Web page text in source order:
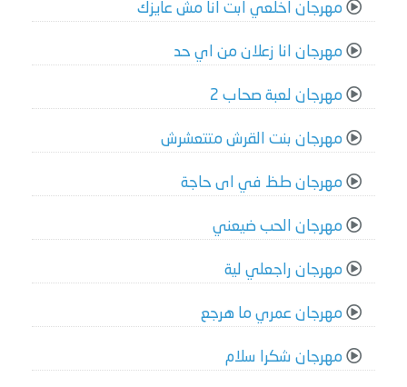
مهرجان اخلعي ابت انا مش عايزك
مهرجان انا زعلان من اي حد
مهرجان لعبة صحاب 2
مهرجان بنت القرش متتعشرش
مهرجان طظ في اى حاجة
مهرجان الحب ضيعني
مهرجان راجعلي لية
مهرجان عمري ما هرجع
مهرجان شكرا سلام